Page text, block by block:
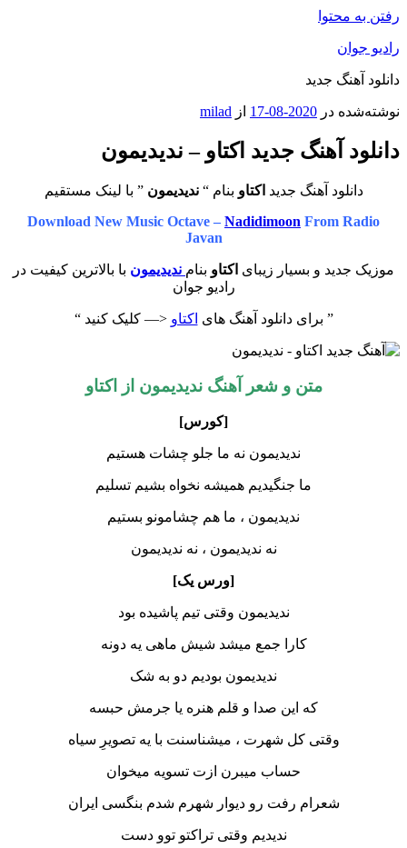
رفتن به محتوا
رادیو جوان
دانلود آهنگ جدید
نوشته‌شده در 2020-08-17 از milad
دانلود آهنگ جدید اکتاو – ندیدیمون
دانلود آهنگ جدید اکتاو بنام “ ندیدیمون” با لینک مستقیم
Download New Music Octave – Nadidimoon From Radio
Javan
موزیک جدید و بسیار زیبای اکتاو بنام ندیدیمون با بالاترین کیفیت در
رادیو جوان
” برای دانلود آهنگ های اکتاو <— کلیک کنید “
متن و شعر آهنگ ندیدیمون از اکتاو
[کورس]
ندیدیمون نه ما جلو چشات هستیم
ما جنگیدیم همیشه نخواه بشیم تسلیم
ندیدیمون ، ما هم چشامونو بستیم
نه ندیدیمون ، نه ندیدیمون
[ورس یک]
ندیدیمون وقتی تیم پاشیده بود
کارا جمع میشد شیش ماهی یه دونه
ندیدیمون بودیم دو به شک
که این صدا و قلم هنره یا جرمش حبسه
وقتی کل شهرت ، میشناسنت با یه تصویرِ سیاه
حساب میبرن ازت تسویه میخوان
شعرام رفت رو دیوار شهرم شدم بنگسی ایران
ندیدیم وقتی تراکتو توو دست